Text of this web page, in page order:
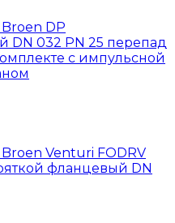
DP
DN 032 PN 25 перепад
с импульсной
Venturi FODRV
фланцевый DN